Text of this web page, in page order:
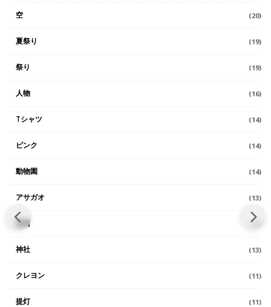
空 (20)
夏祭り (19)
祭り (19)
人物 (16)
Tシャツ (14)
ピンク (14)
動物園 (14)
アサガオ (13)
梅雨 (13)
神社 (13)
クレヨン (11)
提灯 (11)